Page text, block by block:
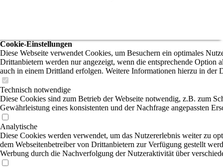
Cookie-Einstellungen
Diese Webseite verwendet Cookies, um Besuchern ein optimales
Drittanbietern werden nur angezeigt, wenn die entsprechende Option
auch in einem Drittland erfolgen. Weitere Informationen hierzu in der
Technisch notwendige
Diese Cookies sind zum Betrieb der Webseite notwendig, z.B. zum
Gewährleistung eines konsistenten und der Nachfrage angepassten
Analytische
Diese Cookies werden verwendet, um das Nutzererlebnis weiter zu
dem Webseitenbetreiber von Drittanbietern zur Verfügung gestellt
Werbung durch die Nachverfolgung der Nutzeraktivität über